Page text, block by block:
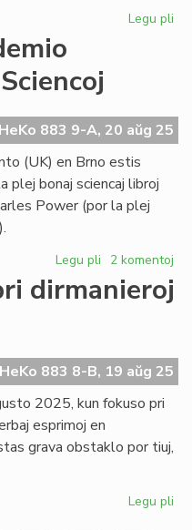
Legu pli
de
HeKo 883 9-A, 20 aŭg 25
(UK) en Brno estis
plej bonaj sciencaj libroj
Power (por la plej
Legu pli pri
Premioj
de
de
la
Sciencoj
2 komentoj
dirmanieroj
HeKo 883 8-B, 19 aŭg 25
2025, kun fokuso pri
esprimoj en
grava obstaklo por tiuj,
Legu pli